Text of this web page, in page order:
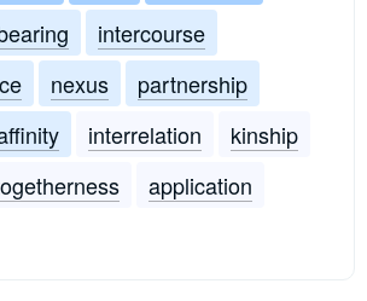
intercourse
nexus
partnership
interrelation
kinship
application